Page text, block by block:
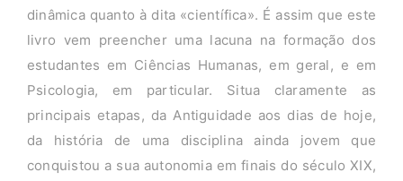
dinâmica quanto à dita «científica». É assim que este
livro vem preencher uma lacuna na formação dos
estudantes em Ciências Humanas, em geral, e em
Psicologia, em particular. Situa claramente as
principais etapas, da Antiguidade aos dias de hoje,
da história de uma disciplina ainda jovem que
conquistou a sua autonomia em finais do século XIX,